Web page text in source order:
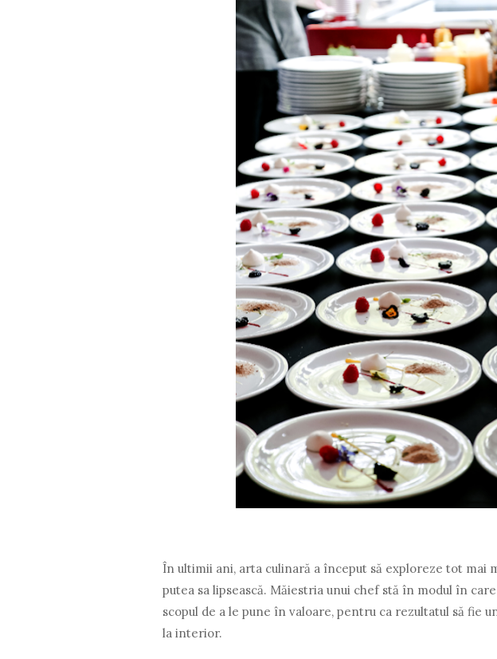
În ultimii ani, arta culinară a început să exploreze tot mai
putea sa lipsească. Măiestria unui chef stă în modul în
scopul de a le pune în valoare, pentru ca rezultatul să fie
la interior.